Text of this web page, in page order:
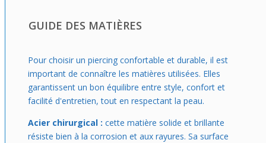
GUIDE DES MATIÈRES
Pour choisir un piercing confortable et durable, il est
important de connaître les matières utilisées. Elles
garantissent un bon équilibre entre style, confort et
facilité d'entretien, tout en respectant la peau.
Acier chirurgical : cette matière solide et brillante
résiste bien à la corrosion et aux rayures. Sa surface